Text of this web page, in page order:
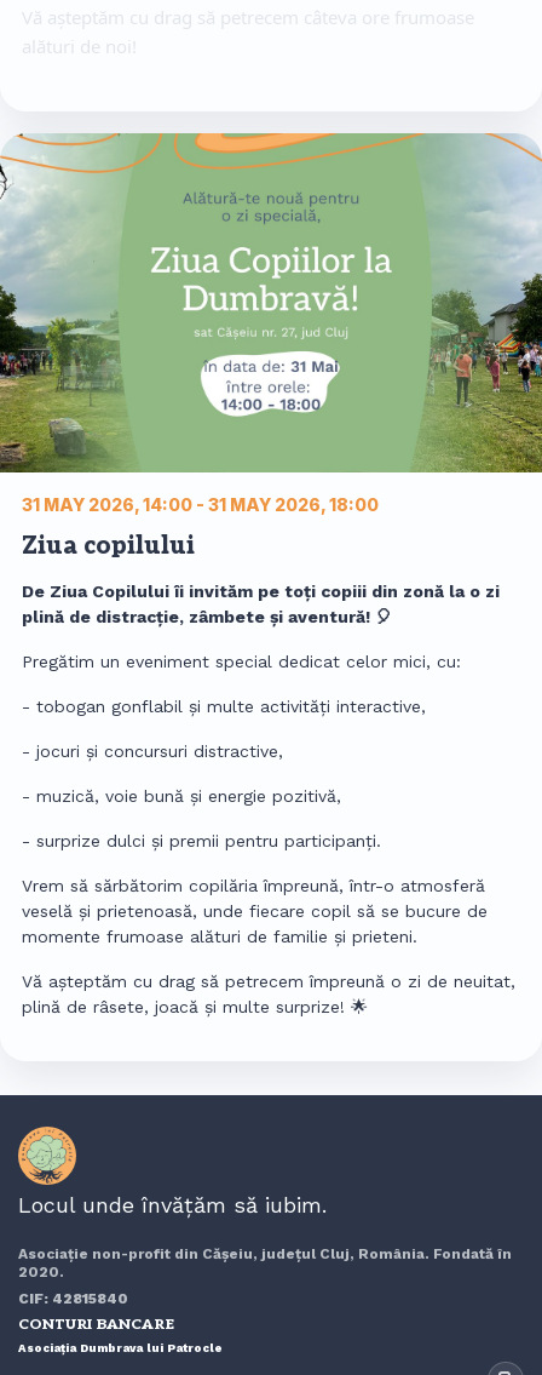
Vă așteptăm cu drag să petrecem câteva ore frumoase
alături de noi!
31 MAY 2026, 14:00 - 31 MAY 2026, 18:00
Ziua copilului
De Ziua Copilului îi invităm pe toți copiii din zonă la o zi
plină de distracție, zâmbete și aventură! 🎈
Pregătim un eveniment special dedicat celor mici, cu:
- tobogan gonflabil și multe activități interactive,
- jocuri și concursuri distractive,
- muzică, voie bună și energie pozitivă,
- surprize dulci și premii pentru participanți.
Vrem să sărbătorim copilăria împreună, într-o atmosferă
veselă și prietenoasă, unde fiecare copil să se bucure de
momente frumoase alături de familie și prieteni.
Vă așteptăm cu drag să petrecem împreună o zi de neuitat,
plină de râsete, joacă și multe surprize! 🌟
Locul unde învățăm să iubim.
Asociație non-profit din Cășeiu, județul Cluj, România. Fondată în
2020.
CIF: 42815840
CONTURI BANCARE
Asociația Dumbrava lui Patrocle